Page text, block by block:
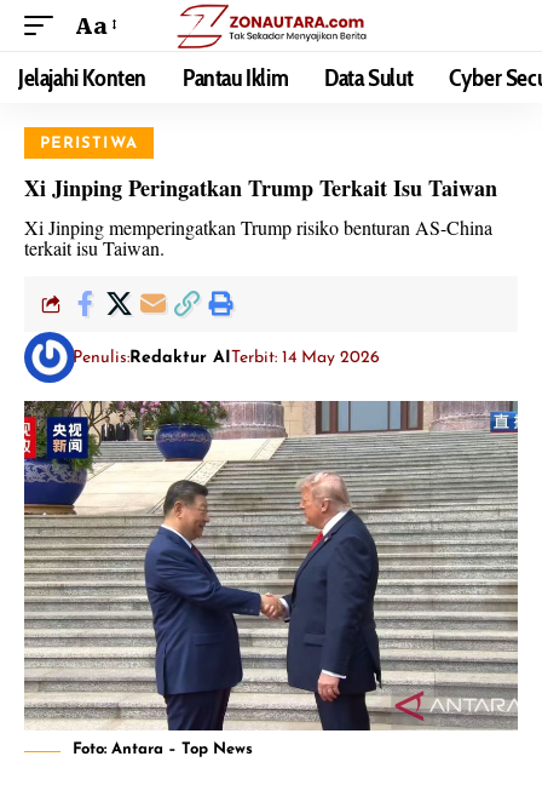
Aa
Jelajahi Konten Pantau Iklim Data Sulut Cyber
PERISTIWA
Xi Jinping Peringatkan Trump Terkait Isu Taiwan
Xi Jinping memperingatkan Trump risiko benturan AS-China
terkait isu Taiwan.
Penulis: Redaktur AITerbit: 14 May 2026
Foto: Antara – Top News